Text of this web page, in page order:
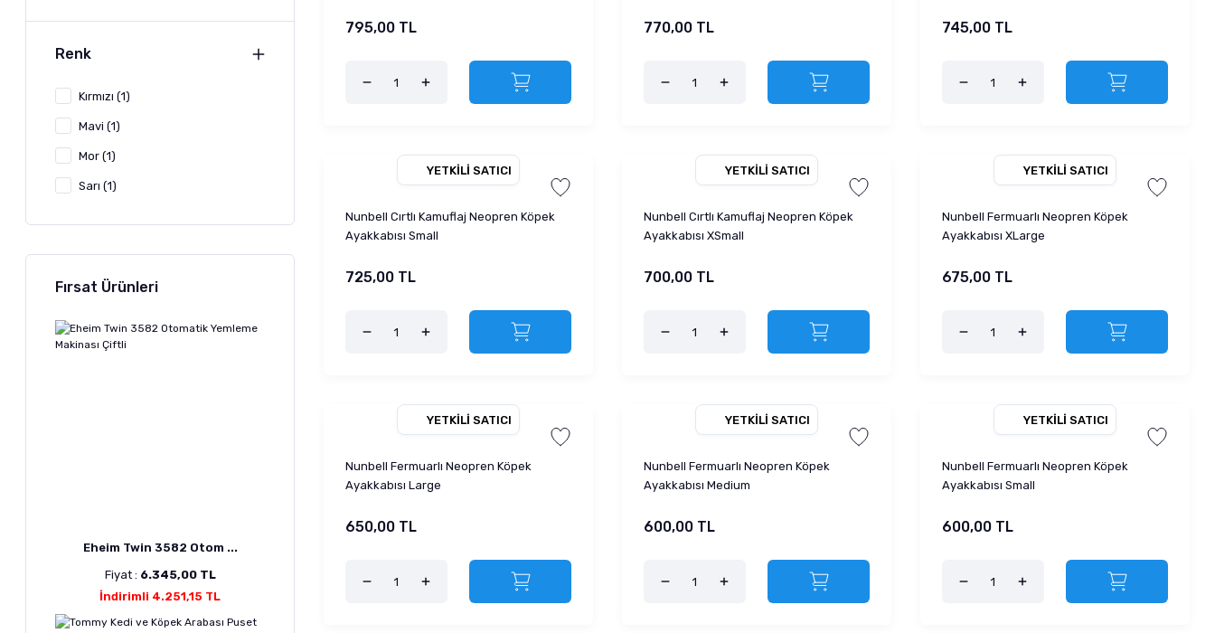
5 Numara (1)
6 Numara (1)
Renk
Kırmızı (1)
Mavi (1)
Mor (1)
Sarı (1)
Fırsat Ürünleri
Eheim Twin 3582 Otom ...
Fiyat : 6.345,00 TL
İndirimli 4.251,15 TL
795,00 TL 770,00 TL 745,00 TL
YETKILI SATICI
Nunbell Cırtlı Kamuflaj Neopren Köpek
Ayakkabısı Small
725,00 TL
YETKILI SATICI
Nunbell Cırtlı Kamuflaj Neopren Köpek
Ayakkabısı XSmall
700,00 TL
YETKILI SATICI
Nunbell Fermuarlı Neopren Köpek
Ayakkabısı XLarge
675,00 TL
YETKILI SATICI
Nunbell Fermuarlı Neopren Köpek
Ayakkabısı Large
650,00 TL
YETKILI SATICI
Nunbell Fermuarlı Neopren Köpek
Ayakkabısı Medium
600,00 TL
YETKILI SATICI
Nunbell Fermuarlı Neopren Köpek
Ayakkabısı Small
600,00 TL